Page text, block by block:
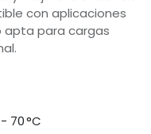
con aplicaciones
apta para cargas
70 °C